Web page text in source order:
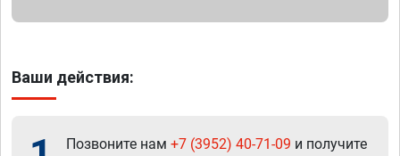
Ваши действия:
Позвоните нам +7 (3952) 40-71-09 и получите